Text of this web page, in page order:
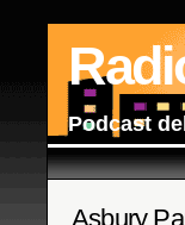
Podcast
Asbury